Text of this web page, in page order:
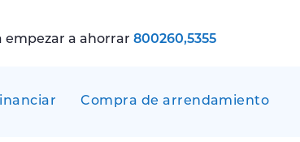
empezar a ahorrar 800260,5355
Compra de arrendamiento